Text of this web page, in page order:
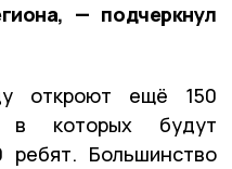
— подчеркнул
откроют ещё 150
в которых будут
Большинство